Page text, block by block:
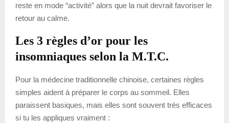
reste en mode “activité” alors que la nuit devrait favoriser le
retour au calme.
Les 3 règles d’or pour les
insomniaques selon la M.T.C.
Pour la médecine traditionnelle chinoise, certaines règles
simples aident à préparer le corps au sommeil. Elles
paraissent basiques, mais elles sont souvent très efficaces
si tu les appliques vraiment :